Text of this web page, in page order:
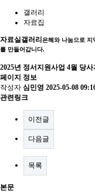
갤러리
자료집
자료실갤러리 은혜와 나눔으로 지
를 만들어갑니다.
2025년 정서지원사업 4월 당
페이지 정보
작성자 심민영 2025-05-08
관련링크
이전글
다음글
목록
본문